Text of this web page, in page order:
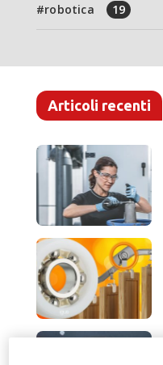
robotica 19
Articoli recenti